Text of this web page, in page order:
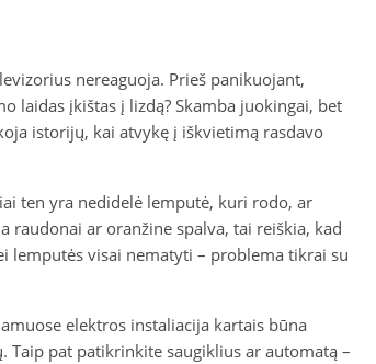
nereaguoja. Prieš panikuojant,
laidas įkištas į lizdą? Skamba juokingai, bet
istorijų, kai atvykę į iškvietimą rasdavo
ten yra nedidelė lemputė, kuri rodo, ar
raudonai ar oranžine spalva, tai reiškia, kad
lemputės visai nematyti – problema tikrai su
elektros instaliacija kartais būna
Taip pat patikrinkite saugiklius ar automatą –